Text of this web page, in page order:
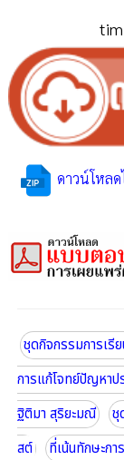
ดาวน์โหล
ชุดกิจกรรมการเ
การแก้โจทย์ปัญหาป
ฐิติมา สุริยะมณี
ชุ
สต์
ที่เน้นทักษะก